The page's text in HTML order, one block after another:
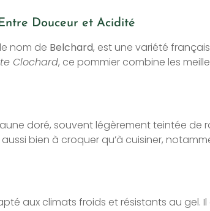
Douceur et Acidité
nom de Belchard, est une variété
Clochard, ce pommier combine les
doré, souvent légèrement teintée de
bien à croquer qu’à cuisiner,
aux climats froids et résistants au gel.